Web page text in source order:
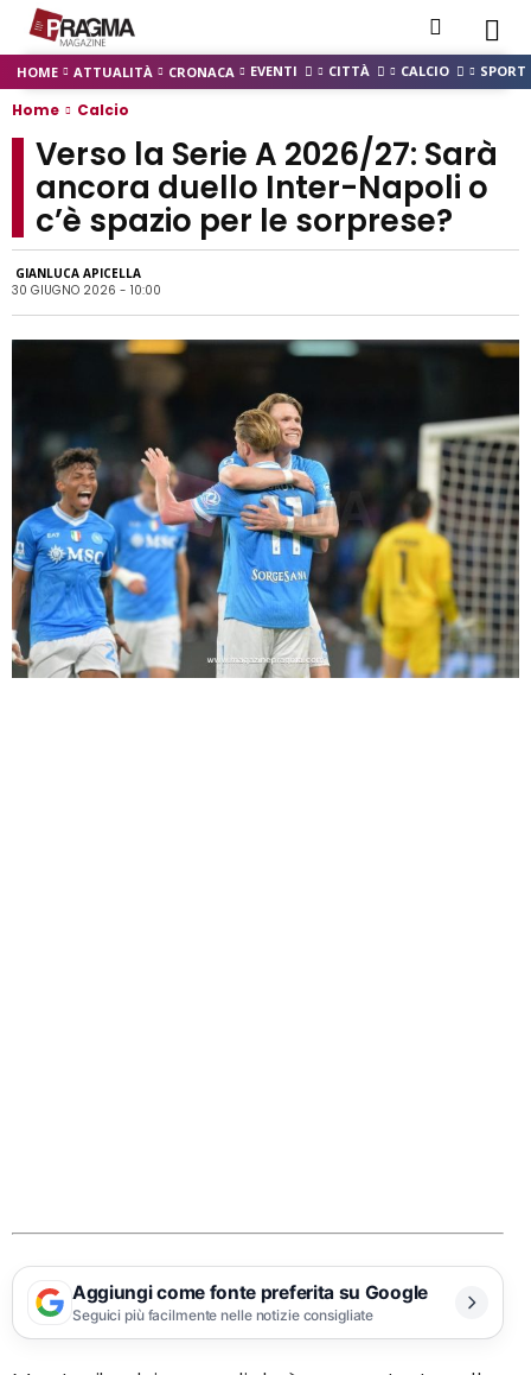
HOME ATTUALITÀ CRONACA EVENTI CITTÀ CALCIO SPORT
Home Calcio
Verso la Serie A 2026/27: Sarà
ancora duello Inter-Napoli o
c’è spazio per le sorprese?
GIANLUCA APICELLA
30 GIUGNO 2026 - 10:00
Aggiungi come fonte preferita su Google
Seguici più facilmente nelle notizie consigliate